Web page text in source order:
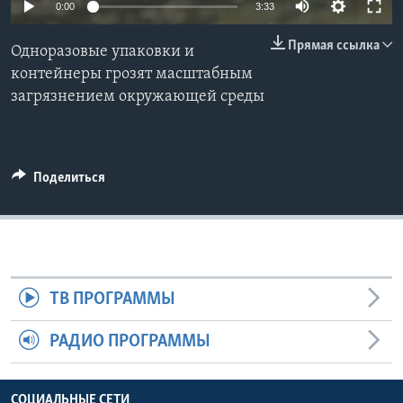
СОЦИАЛЬНЫЕ СЕТИ
0:00 3:33
Прямая ссылка
Одноразовые упаковки и
контейнеры грозят масштабным
загрязнением окружающей среды
Поделиться
ТВ ПРОГРАММЫ
РАДИО ПРОГРАММЫ